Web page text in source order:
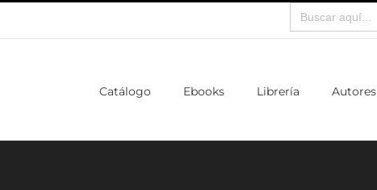
Buscar:
Catálogo Ebooks Librería Autores